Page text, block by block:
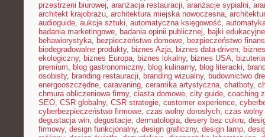
przestrzeni biurowej, aranżacja restauracji, aranżacje sypialni,
architekt krajobrazu, architektura miejska nowoczesna,
audioguide, aukcje sztuki, automatyczna księgowość,
badania marketingowe, badania opinii publicznej, bajki edukacyjne
behawiorystyka, bezpieczeństwo domowe, bezpieczeństwo
biodegradowalne produkty, biznes Azja, biznes data-driven,
ekologiczny, biznes Europa, biznes lokalny, biznes USA,
premium, blog gastronomiczny, blog kulinarny, blog literacki,
osobisty, branding restauracji, branding wizualny, budownictwo
energooszczędne, caravaning, ceramika artystyczna, chatboty,
chmura obliczeniowa firmy, ciasta domowe, city guide, coaching
SEO, CSR globalny, CSR strategie, customer experience,
cyberbezpieczeństwo firmowe, czas wolny dorosłych, czas
degustacja win, degustacje, dermatologia, desery bez cukru,
firmowy, design funkcjonalny, design graficzny, design lamp,